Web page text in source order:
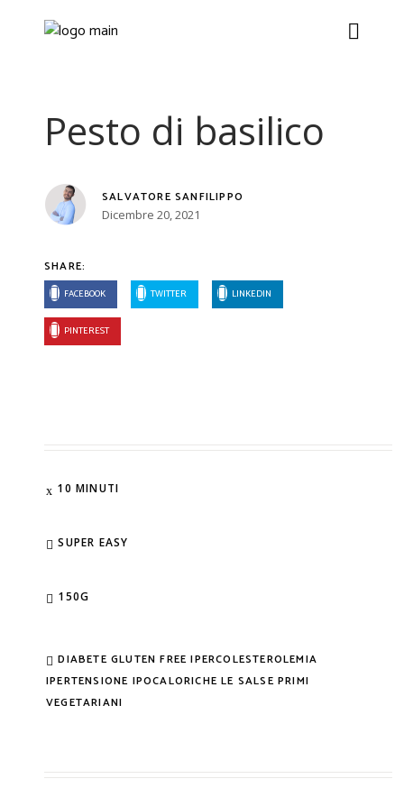
Pesto di basilico
SALVATORE SANFILIPPO
Dicembre 20, 2021
SHARE:
FACEBOOK TWITTER LINKEDIN
PINTEREST
10 MINUTI
SUPER EASY
150G
DIABETEGLUTEN FREEIPERCOLESTEROLEMIA
IPERTENSIONE IPOCALORICHELE SALSEPRIMI
VEGETARIANI